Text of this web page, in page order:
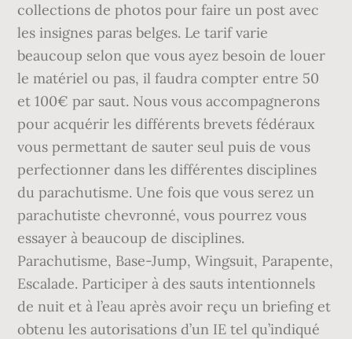
collections de photos pour faire un post avec
les insignes paras belges. Le tarif varie
beaucoup selon que vous ayez besoin de louer
le matériel ou pas, il faudra compter entre 50
et 100€ par saut. Nous vous accompagnerons
pour acquérir les différents brevets fédéraux
vous permettant de sauter seul puis de vous
perfectionner dans les différentes disciplines
du parachutisme. Une fois que vous serez un
parachutiste chevronné, vous pourrez vous
essayer à beaucoup de disciplines.
Parachutisme, Base-Jump, Wingsuit, Parapente,
Escalade. Participer à des sauts intentionnels
de nuit et à l’eau après avoir reçu un briefing et
obtenu les autorisations d’un IE tel qu’indiqué